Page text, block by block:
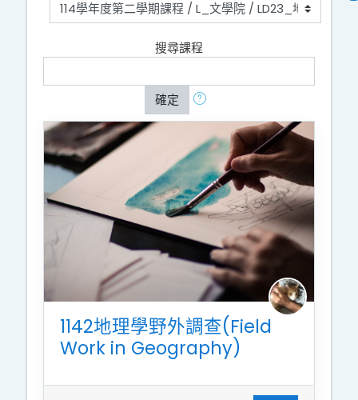
搜尋課程
確定
1142地理學野外調查(Field
Work in Geography)